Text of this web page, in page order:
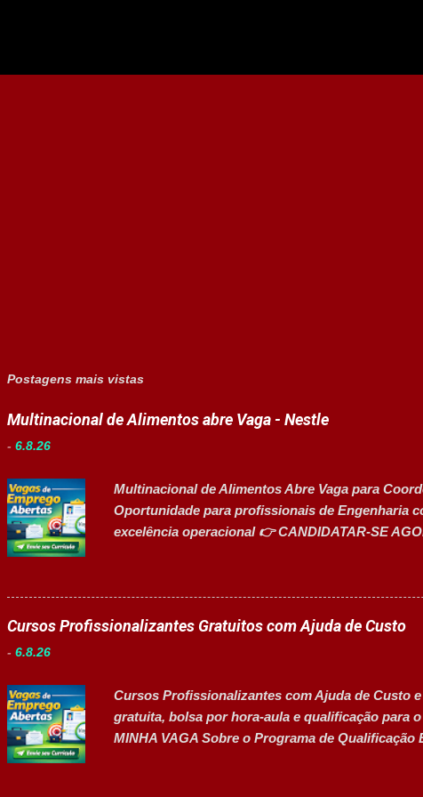
Postagens mais vistas
Multinacional de Alimentos abre Vaga - Nestle
- 6.8.26
Multinacional de Alimentos Abre Vaga para
Oportunidade para profissionais de Engenharia
excelência operacional 👉 CANDIDATAR-SE
de Manutenção e Utilidades em sua unidade
alta eficiência e confiabilidade dos
energéticos e a liderança estratégica em
industrial. Principais Responsabilidades
energéticos. Garantir a disponibilidade e alta
industriais. Liderar a gestão da ...
Cursos Profissionalizantes Gratuitos com Ajuda de Custo
- 6.8.26
Cursos Profissionalizantes com Ajuda de Custo
gratuita, bolsa por hora-aula e qualificação para
MINHA VAGA Sobre o Programa de
e capacitação técnica em setores estratégicos